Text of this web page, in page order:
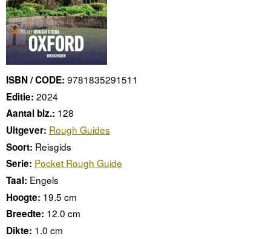
ISBN / CODE: 9781835291511
Editie: 2024
Aantal blz.: 128
Uitgever: Rough Guides
Soort: Reisgids
Serie: Pocket Rough Guide
Taal: Engels
Hoogte: 19.5 cm
Breedte: 12.0 cm
Dikte: 1.0 cm